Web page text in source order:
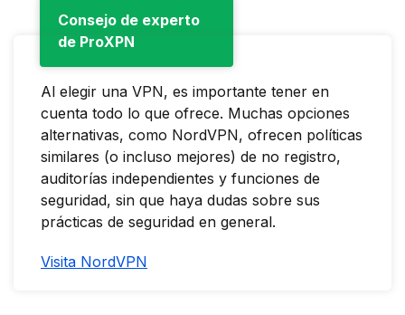
Consejo de experto
de ProXPN
Al elegir una VPN, es importante tener en
cuenta todo lo que ofrece. Muchas opciones
alternativas, como NordVPN, ofrecen políticas
similares (o incluso mejores) de no registro,
auditorías independientes y funciones de
seguridad, sin que haya dudas sobre sus
prácticas de seguridad en general.
Visita NordVPN